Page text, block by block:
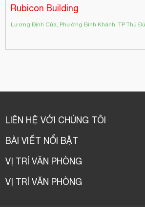
Rubicon Building
Lương Định Của, Phường Bình Khánh, TP Thủ
LIÊN HỆ VỚI CHÚNG TÔI
BÀI VIẾT NỔI BẬT
VỊ TRÍ VĂN PHÒNG
VỊ TRÍ VĂN PHÒNG